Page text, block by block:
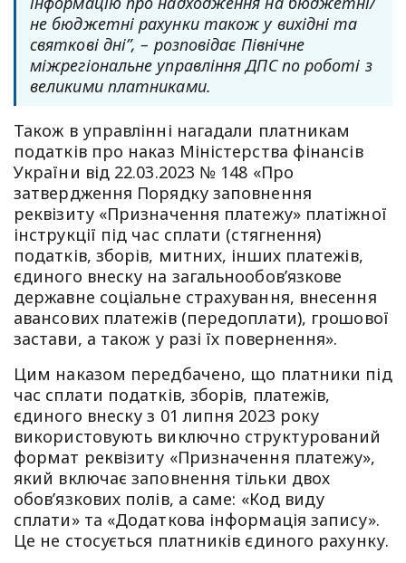
не бюджетні рахунки також у вихідні та
святкові дні”, – розповідає Північне
міжрегіональне управління ДПС по роботі з
великими платниками.
Також в управлінні нагадали платникам
податків про наказ Міністерства фінансів
України від 22.03.2023 № 148 «Про
затвердження Порядку заповнення
реквізиту «Призначення платежу» платіжної
інструкції під час сплати (стягнення)
податків, зборів, митних, інших платежів,
єдиного внеску на загальнообов’язкове
державне соціальне страхування, внесення
авансових платежів (передоплати), грошової
застави, а також у разі їх повернення».
Цим наказом передбачено, що платники під
час сплати податків, зборів, платежів,
єдиного внеску з 01 липня 2023 року
використовують виключно структурований
формат реквізиту «Призначення платежу»,
який включає заповнення тільки двох
обов’язкових полів, а саме: «Код виду
сплати» та «Додаткова інформація запису».
Це не стосується платників єдиного рахунку.